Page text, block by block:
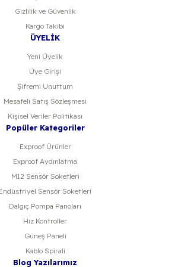
Gizlilik ve Güvenlik
Kargo Takibi
ÜYELİK
Yeni Üyelik
Üye Girişi
Şifremi Unuttum
Mesafeli Satış Sözleşmesi
Kişisel Veriler Politikası
Popüler Kategoriler
Exproof Ürünler
Exproof Aydınlatma
M12 Sensör Soketleri
Endüstriyel Sensör Soketleri
Dalgıç Pompa Panoları
Hız Kontroller
Güneş Paneli
Kablo Spirali
Blog Yazılarımız